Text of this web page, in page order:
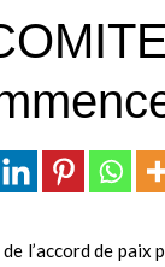
l’accord de paix